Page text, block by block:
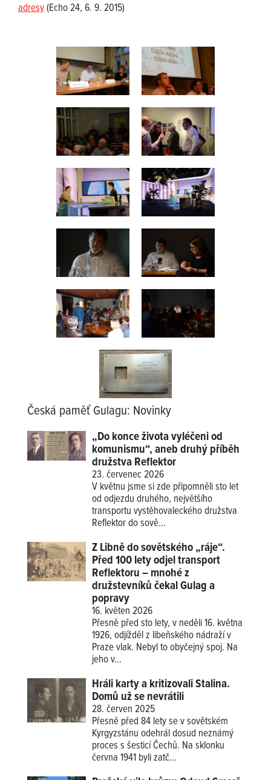
adresy(Echo 24, 6. 9. 2015)
Česká paměť Gulagu: Novinky
„Do konce života vyléčeni od
komunismu“, aneb druhý příběh
družstva Reflektor
23. červenec 2026
V květnu jsme si zde připomněli sto let
od odjezdu druhého, největšího
transportu vystěhovaleckého družstva
Reflektor do sově...
Z Libně do sovětského „ráje“.
Před 100 lety odjel transport
Reflektoru – mnohé z
družstevníků čekal Gulag a
popravy
16. květen 2026
Přesně před sto lety, v neděli 16. května
1926, odjížděl z libeňského nádraží v
Praze vlak. Nebyl to obyčejný spoj. Na
jeho v...
Hráli karty a kritizovali Stalina.
Domů už se nevrátili
28. červen 2025
Přesně před 84 lety se v sovětském
Kyrgyzstánu odehrál dosud neznámý
proces s šesticí Čechů. Na sklonku
června 1941 byli zatč...